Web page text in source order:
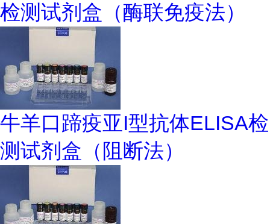
检测试剂盒（酶联免疫法）
牛羊口蹄疫亚I型抗体ELISA检
测试剂盒（阻断法）